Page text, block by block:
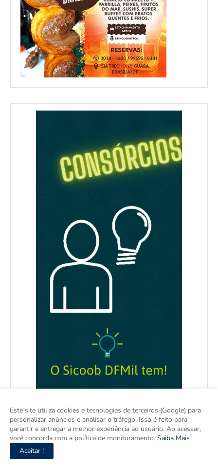
Este site utiliza cookies e tecnologias de terceiros (Google) para
personalizar anúncios e analisar o tráfego. Isso é feito para
garantir e entregar a melhor experiência ao usuário. Ao acessar,
você concorda com a política de monitoramento. Saiba Mais
Aceitar !